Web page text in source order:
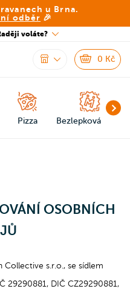
u Brna.
odběr 🎉
voláte?
0 Kč
Pizza Bezlepková pizza
OSOBNÍCH
Collective s.r.o., se sídlem
29290881, DIČ CZ29290881,